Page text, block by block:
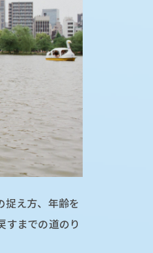
捉え方、年齢を
すまでの道のり